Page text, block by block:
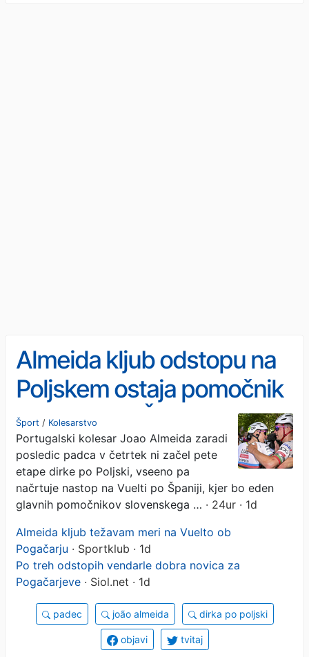
Almeida kljub odstopu na
Poljskem ostaja pomočnik
Pogačarja v Španiji
Šport / Kolesarstvo
Portugalski kolesar Joao Almeida zaradi
posledic padca v četrtek ni začel pete
etape dirke po Poljski, vseeno pa
načrtuje nastop na Vuelti po Španiji, kjer bo eden
glavnih pomočnikov slovenskega … · 24ur · 1d
Almeida kljub težavam meri na Vuelto ob
Pogačarju · Sportklub · 1d
Po treh odstopih vendarle dobra novica za
Pogačarjeve · Siol.net · 1d
padec joão almeida dirka po poljski
objavi tvitaj